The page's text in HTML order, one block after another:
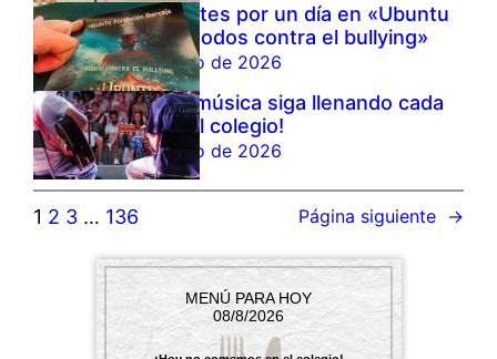
Intérpretes por un día en «Ubuntu
Zircus: todos contra el bullying»
9 de junio de 2026
¡Que la música siga llenando cada
lugar del colegio!
8 de junio de 2026
1 2 3 … 136 Página siguiente →
MENÚ PARA HOY
08/8/2026